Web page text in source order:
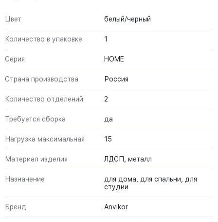
Цвет белый/черный
Количество в упаковке 1
Серия HOME
Страна производства Россия
Количество отделений 2
Требуется сборка да
Нагрузка максимальная 15
Материал изделия ЛДСП, металл
Назначение
для дома, для спальни, для
студии
Бренд Anvikor